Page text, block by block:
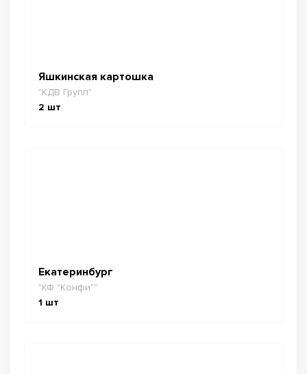
Яшкинская картошка
"КДВ Групп"
2 шт
Екатеринбург
"КФ "Конфи""
1 шт